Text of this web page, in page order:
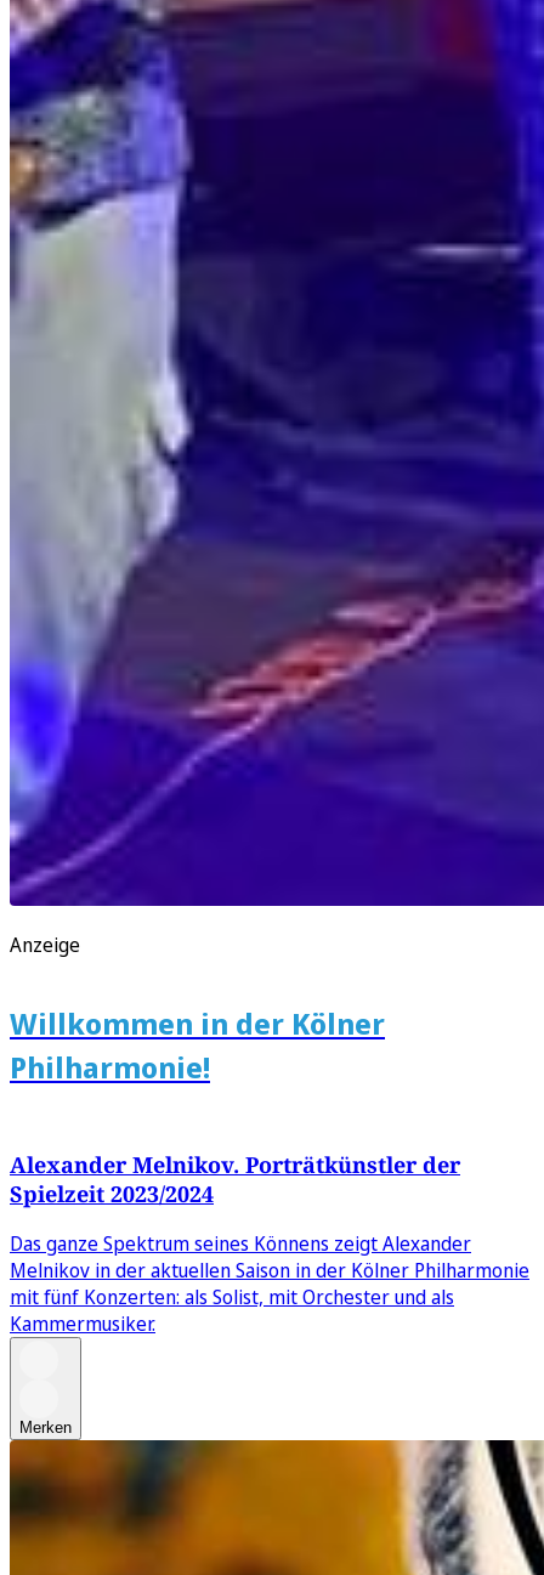
Anzeige
Willkommen in der Kölner
Philharmonie!
Alexander Melnikov. Porträtkünstler der
Spielzeit 2023/2024
Das ganze Spektrum seines Könnens zeigt Alexander
Melnikov in der aktuellen Saison in der Kölner Philharmonie
mit fünf Konzerten: als Solist, mit Orchester und als
Kammermusiker.
Merken